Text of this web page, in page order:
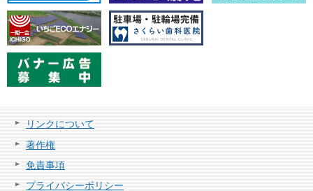
リンクについて
著作権
免責事項
プライバシーポリシー